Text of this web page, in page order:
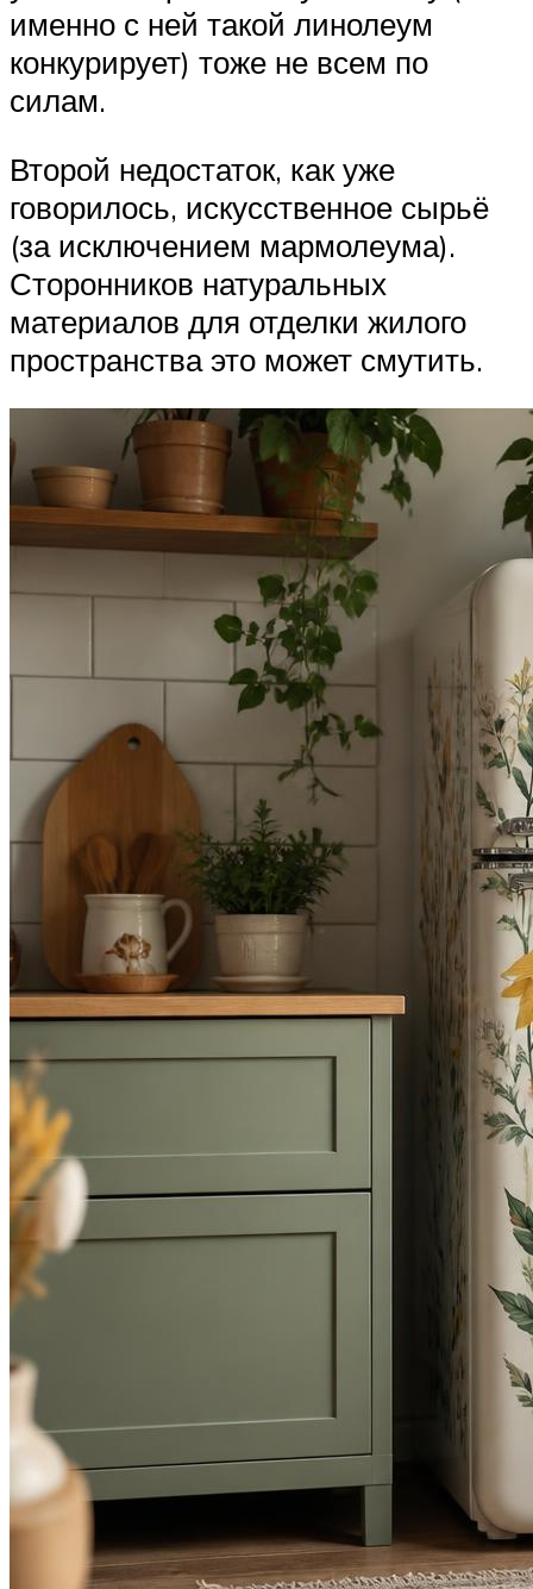
именно с ней такой линолеум
конкурирует) тоже не всем по
силам.
Второй недостаток, как уже
говорилось, искусственное сырьё
(за исключением мармолеума).
Сторонников натуральных
материалов для отделки жилого
пространства это может смутить.